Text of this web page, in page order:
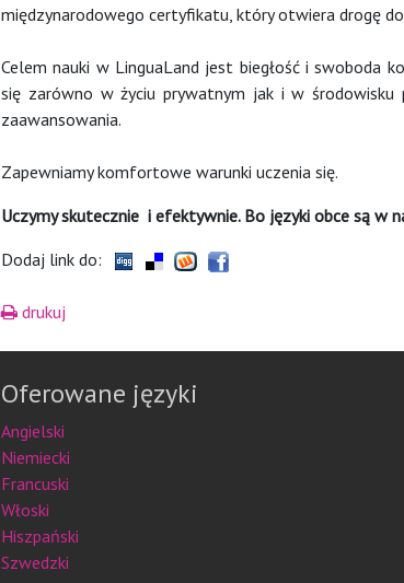
międzynarodowego certyfikatu, który otwiera drogę do
Celem nauki w LinguaLand jest biegłość i swoboda
się zarówno w życiu prywatnym jak i w środowisku
zaawansowania.
Zapewniamy komfortowe warunki uczenia się.
Uczymy skutecznie i efektywnie. Bo języki obce są w
Dodaj link do:
drukuj
Oferowane języki
Angielski
Niemiecki
Francuski
Włoski
Hiszpański
Szwedzki